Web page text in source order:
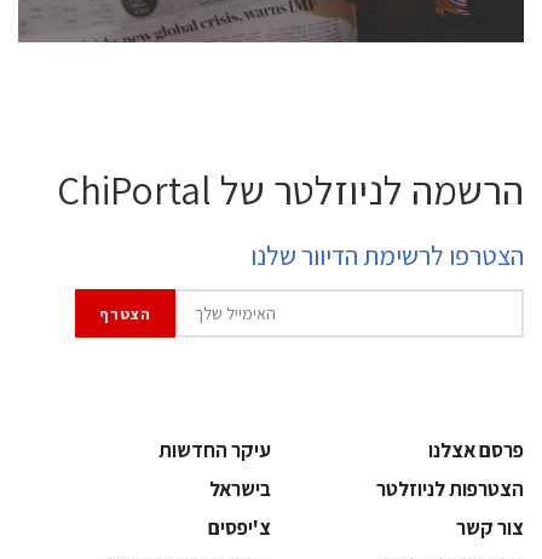
הרשמה לניוזלטר של ChiPortal
הצטרפו לרשימת הדיוור שלנו
פרסם אצלנו
עיקר החדשות
הצטרפות לניוזלטר
בישראל
צור קשר
צ'יפסים